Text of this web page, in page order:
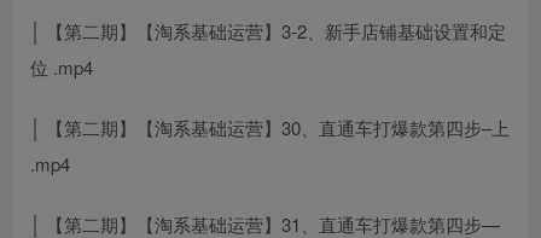
│ 【第二期】【淘系基础运营】3-2、新手店铺基础设置和定
位 .mp4
│ 【第二期】【淘系基础运营】30、直通车打爆款第四步–上
.mp4
│ 【第二期】【淘系基础运营】31、直通车打爆款第四步—